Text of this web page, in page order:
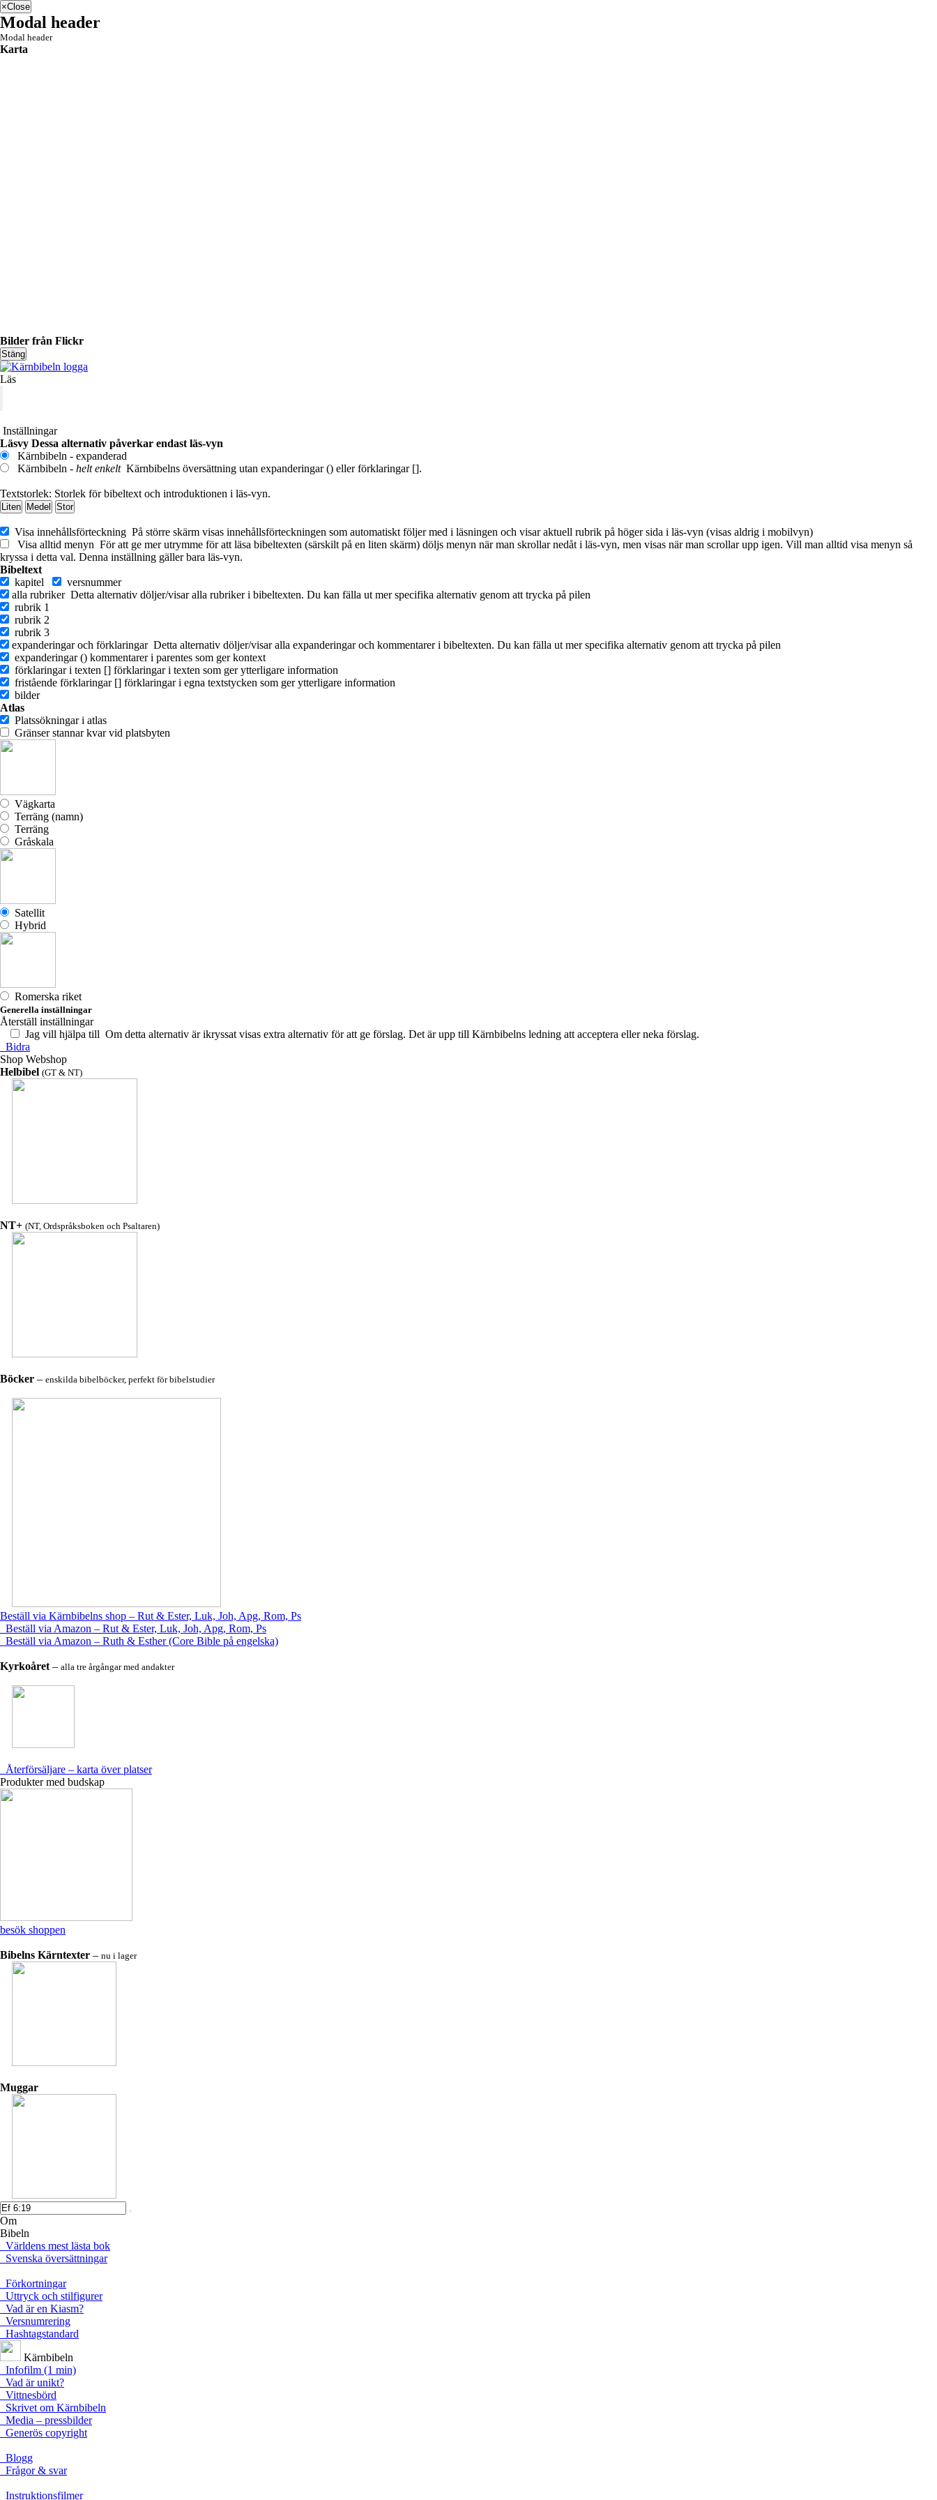
×Close
Modal header
Modal header
Karta
Bilder från Flickr
Stäng
Läs
Inställningar
Läsvy Dessa alternativ påverkar endast läs-vyn
Kärnbibeln - expanderad
Kärnbibeln - helt enkelt Kärnbibelns översättning utan expanderingar () eller förklaringar [].
Textstorlek: Storlek för bibeltext och introduktionen i läs-vyn.
Liten Medel Stor
Visa innehållsförteckning På större skärm visas innehållsförteckningen som automatiskt följer med i läsningen och visar aktuell rubrik på höger sida i läs-vyn (visas aldrig i mobilvyn)
Visa alltid menyn För att ge mer utrymme för att läsa bibeltexten (särskilt på en liten skärm) döljs menyn när man skrollar nedåt i läs-vyn, men visas när man scrollar upp igen. Vill man alltid visa menyn så
kryssa i detta val. Denna inställning gäller bara läs-vyn.
Bibeltext
kapitel
versnummer
alla rubriker Detta alternativ döljer/visar alla rubriker i bibeltexten. Du kan fälla ut mer specifika alternativ genom att trycka på pilen
rubrik 1
rubrik 2
rubrik 3
expanderingar och förklaringar Detta alternativ döljer/visar alla expanderingar och kommentarer i bibeltexten. Du kan fälla ut mer specifika alternativ genom att trycka på pilen
expanderingar () kommentarer i parentes som ger kontext
förklaringar i texten [] förklaringar i texten som ger ytterligare information
fristående förklaringar [] förklaringar i egna textstycken som ger ytterligare information
bilder
Atlas
Platssökningar i atlas
Gränser stannar kvar vid platsbyten
Vägkarta
Terräng (namn)
Terräng
Gråskala
Satellit
Hybrid
Romerska riket
Generella inställningar
Återställ inställningar
Jag vill hjälpa till Om detta alternativ är ikryssat visas extra alternativ för att ge förslag. Det är upp till Kärnbibelns ledning att acceptera eller neka förslag.
Bidra
Shop Webshop
Helbibel (GT & NT)
NT+ (NT, Ordspråksboken och Psaltaren)
Böcker – enskilda bibelböcker, perfekt för bibelstudier
Beställ via Kärnbibelns shop – Rut & Ester, Luk, Joh, Apg, Rom, Ps
Beställ via Amazon – Rut & Ester, Luk, Joh, Apg, Rom, Ps
Beställ via Amazon – Ruth & Esther (Core Bible på engelska)
Kyrkoåret – alla tre årgångar med andakter
Återförsäljare – karta över platser
Produkter med budskap
besök shoppen
Bibelns Kärntexter – nu i lager
Muggar
Om
Bibeln
Världens mest lästa bok
Svenska översättningar
Förkortningar
Uttryck och stilfigurer
Vad är en Kiasm?
Versnumrering
Hashtagstandard
Kärnbibeln
Infofilm (1 min)
Vad är unikt?
Vittnesbörd
Skrivet om Kärnbibeln
Media – pressbilder
Generös copyright
Blogg
Frågor & svar
Instruktionsfilmer